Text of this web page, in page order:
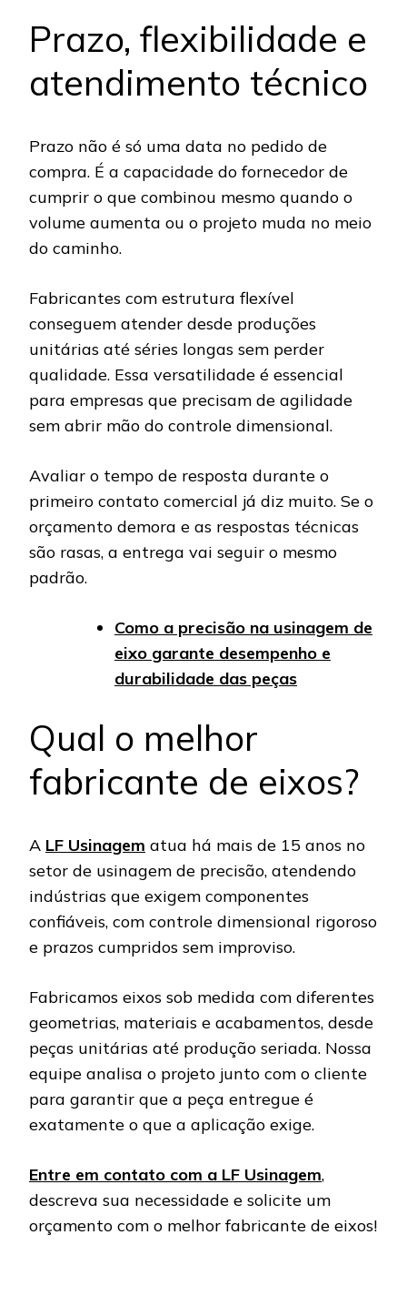
Prazo, flexibilidade e
atendimento técnico
Prazo não é só uma data no pedido de
compra. É a capacidade do fornecedor de
cumprir o que combinou mesmo quando o
volume aumenta ou o projeto muda no meio
do caminho.
Fabricantes com estrutura flexível
conseguem atender desde produções
unitárias até séries longas sem perder
qualidade. Essa versatilidade é essencial
para empresas que precisam de agilidade
sem abrir mão do controle dimensional.
Avaliar o tempo de resposta durante o
primeiro contato comercial já diz muito. Se o
orçamento demora e as respostas técnicas
são rasas, a entrega vai seguir o mesmo
padrão.
Como a precisão na usinagem de
eixo garante desempenho e
durabilidade das peças
Qual o melhor
fabricante de eixos?
A LF Usinagem atua há mais de 15 anos no
setor de usinagem de precisão, atendendo
indústrias que exigem componentes
confiáveis, com controle dimensional rigoroso
e prazos cumpridos sem improviso.
Fabricamos eixos sob medida com diferentes
geometrias, materiais e acabamentos, desde
peças unitárias até produção seriada. Nossa
equipe analisa o projeto junto com o cliente
para garantir que a peça entregue é
exatamente o que a aplicação exige.
Entre em contato com a LF Usinagem,
descreva sua necessidade e solicite um
orçamento com o melhor fabricante de eixos!